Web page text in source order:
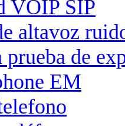
VOIP SIP
altavoz
prueba de
EM